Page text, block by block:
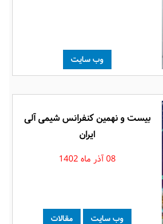
وب سایت
بیست و نهمین کنفرانس شیمی آلی
ایران
08 آذر ماه 1402
وب سایت مقالات